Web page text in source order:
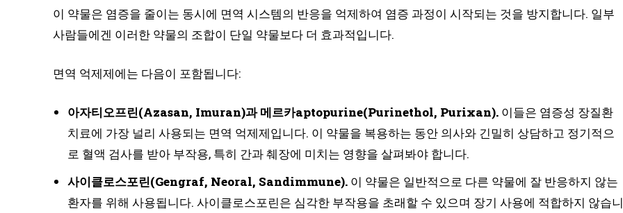
이 약물은 염증을 줄이는 동시에 면역 시스템의 반응을 억제하여 염증 과정이 시작되는 것을 방지합니다. 일부
사람들에겐 이러한 약물의 조합이 단일 약물보다 더 효과적입니다.
면역 억제제에는 다음이 포함됩니다:
아자티오프린(Azasan, Imuran)과 메르카aptopurine(Purinethol, Purixan). 이들은 염증성 장질환
치료에 가장 널리 사용되는 면역 억제제입니다. 이 약물을 복용하는 동안 의사와 긴밀히 상담하고 정기적으
로 혈액 검사를 받아 부작용, 특히 간과 췌장에 미치는 영향을 살펴봐야 합니다.
사이클로스포린(Gengraf, Neoral, Sandimmune). 이 약물은 일반적으로 다른 약물에 잘 반응하지 않는
환자를 위해 사용됩니다. 사이클로스포린은 심각한 부작용을 초래할 수 있으며 장기 사용에 적합하지 않습니